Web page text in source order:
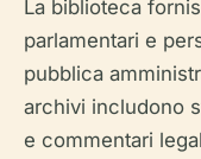
La biblioteca
parlamentari e
pubblica
archivi includono
e commentari